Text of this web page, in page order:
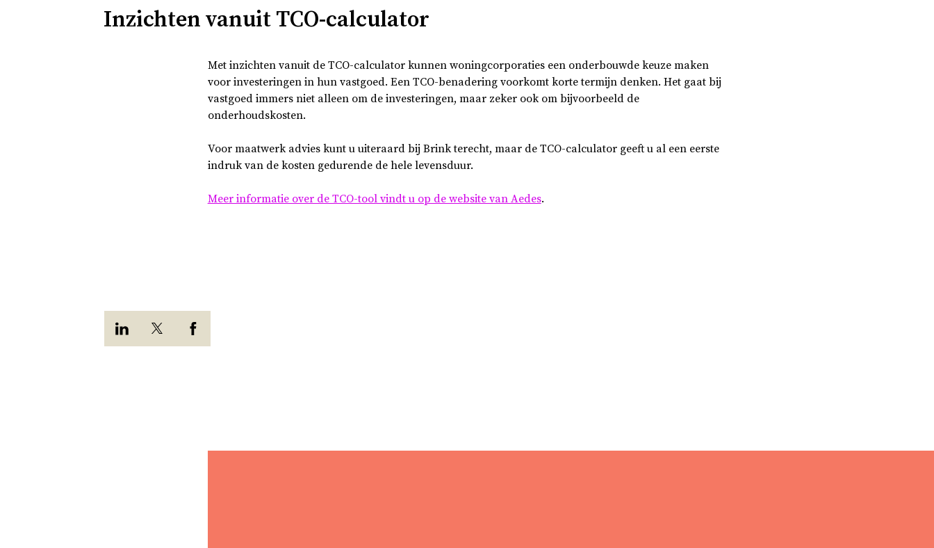
Inzichten vanuit TCO-calculator
Met inzichten vanuit de TCO-calculator kunnen woningcorporaties een onderbouwde keuze maken
voor investeringen in hun vastgoed. Een TCO-benadering voorkomt korte termijn denken. Het gaat bij
vastgoed immers niet alleen om de investeringen, maar zeker ook om bijvoorbeeld de
onderhoudskosten.
Voor maatwerk advies kunt u uiteraard bij Brink terecht, maar de TCO-calculator geeft u al een eerste
indruk van de kosten gedurende de hele levensduur.
Meer informatie over de TCO-tool vindt u op de website van Aedes.